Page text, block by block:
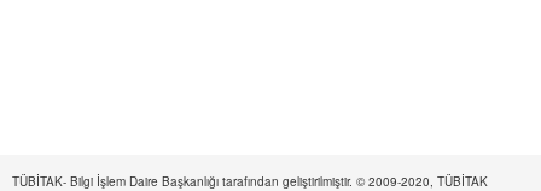
TÜBİTAK- Bilgi İşlem Daire Başkanlığı tarafından geliştirilmiştir. © 2009-2020, TÜBİTAK